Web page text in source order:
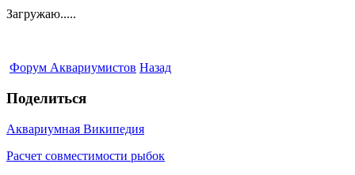
Загружаю.....
Форум Аквариумистов Назад
Поделиться
Аквариумная Википедия
Расчет совместимости рыбок